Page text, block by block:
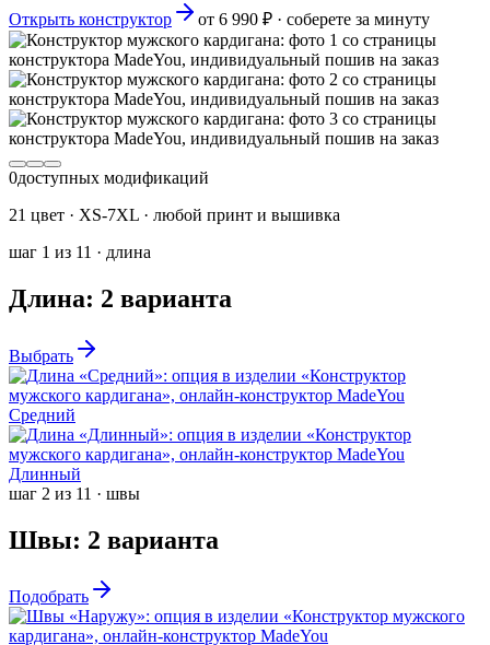
Открыть конструктор от 6 990 ₽ · соберете за минуту
0доступных модификаций
21 цвет · XS-7XL · любой принт и вышивка
шаг 1 из 11 · длина
Длина: 2 варианта
Выбрать
Средний
Длинный
шаг 2 из 11 · швы
Швы: 2 варианта
Подобрать